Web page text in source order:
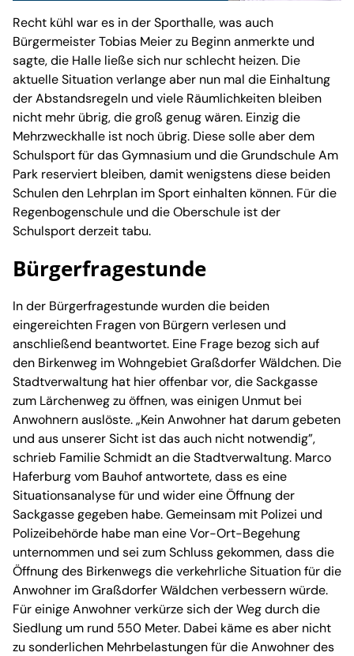
Recht kühl war es in der Sporthalle, was auch
Bürgermeister Tobias Meier zu Beginn anmerkte und
sagte, die Halle ließe sich nur schlecht heizen. Die
aktuelle Situation verlange aber nun mal die Einhaltung
der Abstandsregeln und viele Räumlichkeiten bleiben
nicht mehr übrig, die groß genug wären. Einzig die
Mehrzweckhalle ist noch übrig. Diese solle aber dem
Schulsport für das Gymnasium und die Grundschule Am
Park reserviert bleiben, damit wenigstens diese beiden
Schulen den Lehrplan im Sport einhalten können. Für die
Regenbogenschule und die Oberschule ist der
Schulsport derzeit tabu.
Bürgerfragestunde
In der Bürgerfragestunde wurden die beiden
eingereichten Fragen von Bürgern verlesen und
anschließend beantwortet. Eine Frage bezog sich auf
den Birkenweg im Wohngebiet Graßdorfer Wäldchen. Die
Stadtverwaltung hat hier offenbar vor, die Sackgasse
zum Lärchenweg zu öffnen, was einigen Unmut bei
Anwohnern auslöste. „Kein Anwohner hat darum gebeten
und aus unserer Sicht ist das auch nicht notwendig”,
schrieb Familie Schmidt an die Stadtverwaltung. Marco
Haferburg vom Bauhof antwortete, dass es eine
Situationsanalyse für und wider eine Öffnung der
Sackgasse gegeben habe. Gemeinsam mit Polizei und
Polizeibehörde habe man eine Vor-Ort-Begehung
unternommen und sei zum Schluss gekommen, dass die
Öffnung des Birkenwegs die verkehrliche Situation für die
Anwohner im Graßdorfer Wäldchen verbessern würde.
Für einige Anwohner verkürze sich der Weg durch die
Siedlung um rund 550 Meter. Dabei käme es aber nicht
zu sonderlichen Mehrbelastungen für die Anwohner des